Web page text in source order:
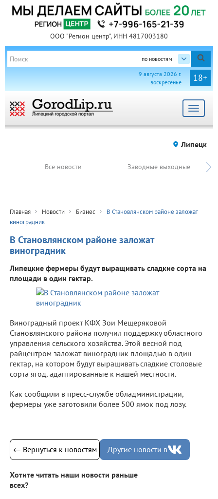
ООО "Регион центр", ИНН 4817003180
по новостям
18+
9 августа 2026 г.
воскресенье
Toggle
Липецк
Все новости Заводные выходные
Главная Новости Бизнес
В Становлянском районе заложат
виноградник
В Становлянском районе заложат
виноградник
Липецкие фермеры будут выращивать сладкие сорта на
площади в один гектар.
Виноградный проект КФХ Зои Мещеряковой
Становлянского района получил поддержку областного
управления сельского хозяйства. Этой весной под
райцентром заложат виноградник площадью в один
гектар, на котором будут выращивать сладкие столовые
сорта ягод, адаптированные к нашей местности.
Как сообщили в пресс-службе обладминистрации,
фермеры уже заготовили более 500 ямок под лозу.
← Вернуться к новостям Другие новости в
Хотите читать наши новости раньше
всех?